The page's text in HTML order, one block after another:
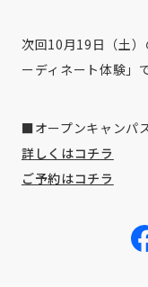
次回10月19日（土
ーディネート体験」
■オープンキャンパ
詳しくはコチラ
ご予約はコチラ